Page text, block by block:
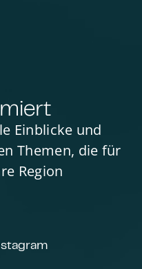
Einblicke und
Themen, die für
Region